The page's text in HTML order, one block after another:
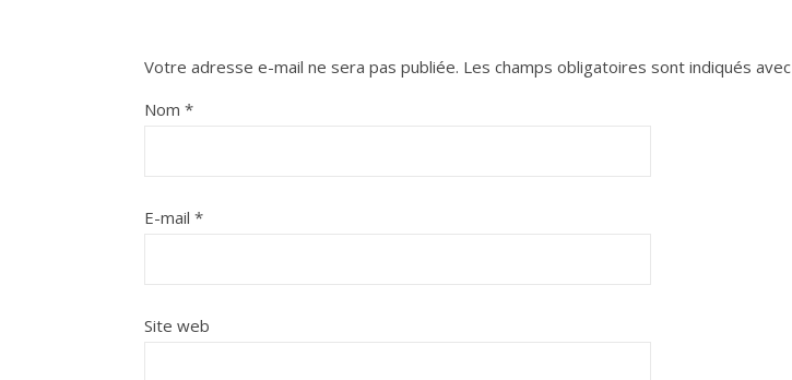
Votre adresse e-mail ne sera pas publiée. Les champs obligatoires sont indiqués avec
Nom *
E-mail *
Site web